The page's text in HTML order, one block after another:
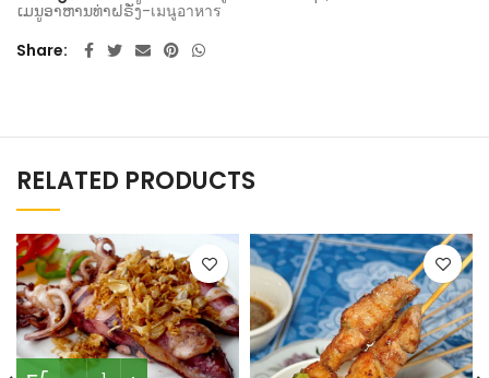
ເມນູອາຫານທ່າຝຣັ່ງ-เมนูอาหาร
Share
RELATED PRODUCTS